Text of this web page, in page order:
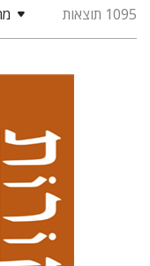
1095 תוצאות